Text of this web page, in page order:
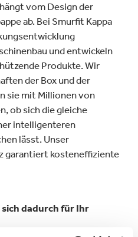
vom Design der
ab. Bei Smurfit Kappa
und entwickeln
Produkte. Wir
der Box und der
sie mit Millionen von
ob sich die gleiche
intelligenteren
lässt. Unser
garantiert kosteneffiziente
dadurch für Ihr